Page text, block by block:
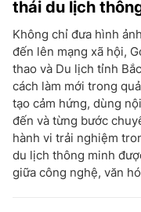
thái du lịch
Không chỉ đưa hình
đến lên mạng xã hội,
thao và Du lịch tỉnh
cách làm mới trong
tạo cảm hứng, dùng
đến và từng bước
hành vi trải nghiệm
du lịch thông minh
giữa công nghệ, văn